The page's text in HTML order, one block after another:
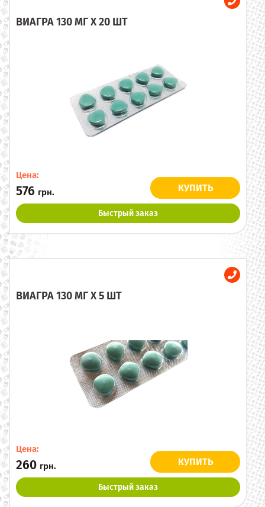
ВИАГРА 130 МГ X 20 ШТ
Цена:
576 грн. КУПИТЬ
Быстрый заказ
ВИАГРА 130 МГ X 5 ШТ
Цена:
260 грн. КУПИТЬ
Быстрый заказ